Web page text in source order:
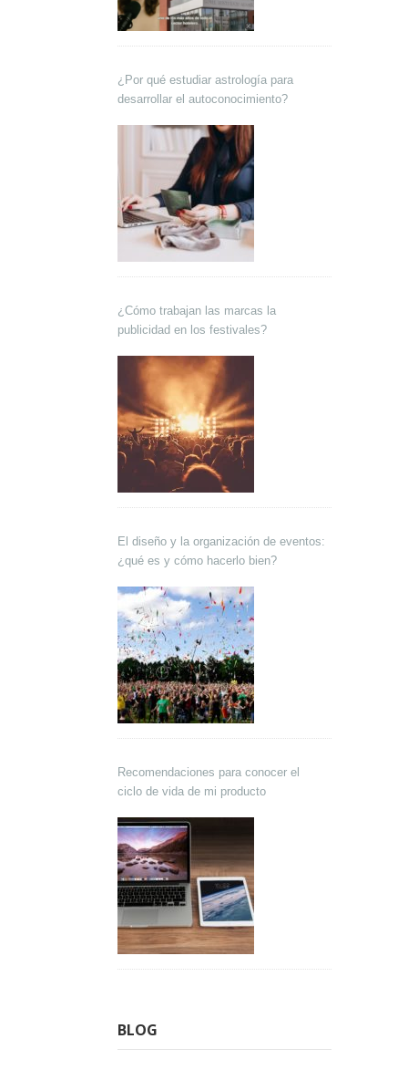
¿Por qué estudiar astrología para
desarrollar el autoconocimiento?
¿Cómo trabajan las marcas la
publicidad en los festivales?
El diseño y la organización de eventos:
¿qué es y cómo hacerlo bien?
Recomendaciones para conocer el
ciclo de vida de mi producto
BLOG